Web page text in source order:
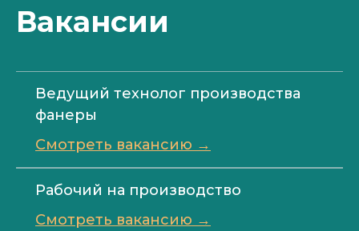
Вакансии
Ведущий технолог производства
фанеры
Смотреть вакансию →
Рабочий на производство
Смотреть вакансию →